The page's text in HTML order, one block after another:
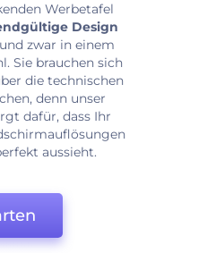
Werbetafel
Design
und zwar in einem
Sie brauchen sich
die technischen
denn unser
dafür, dass Ihr
aussieht.